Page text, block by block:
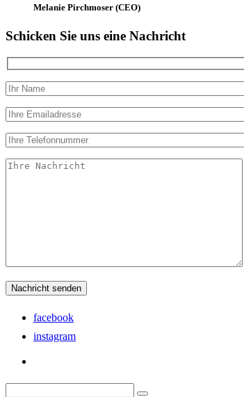
Melanie Pirchmoser (CEO)
Schicken Sie uns eine Nachricht
facebook
instagram